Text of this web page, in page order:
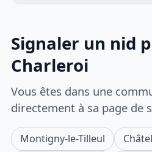
Signaler un nid
Charleroi
Vous êtes dans une
directement à sa page de
Montigny-le-Tilleul